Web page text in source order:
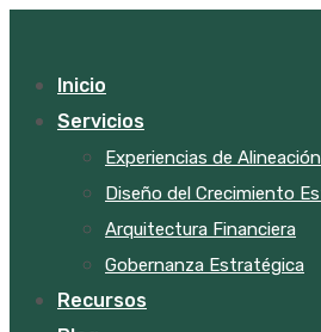
Inicio
Servicios
Experiencias de Alineación
Diseño del Crecimiento
Arquitectura Financiera
Gobernanza Estratégica
Recursos